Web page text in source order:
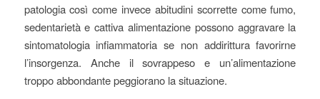
patologiacosì come invece abitudini scorrette come fumo,
sedentarietà e cattiva alimentazione possono aggravare la
sintomatologia infiammatoria se non addirittura favorirne
l’insorgenza. Anche il sovrappeso e un’alimentazione
troppo abbondante peggiorano la situazione.